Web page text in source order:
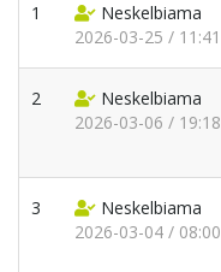
1
Neskelbiama
2026-03-25 / 11:41
2
Neskelbiama
2026-03-06 / 19:18
3
Neskelbiama
2026-03-04 / 08:00